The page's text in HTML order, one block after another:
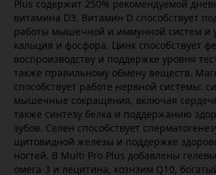
Plus содержит 250% рекомендуемой
витамина D3. Витамин D способствует
работы мышечной и иммунной систем и
кальция и фосфора. Цинк способствует
воспроизводству и поддержке уровня
также правильному обмену веществ.
способствует работе нервной системы:
мышечные сокращения, включая
также синтезу белка и поддержанию
зубов. Селен способствует
щитовидной железы и поддержке
ногтей. В Multi Pro Plus добавлены
омега-3 и лецитина, коэнзим Q10,